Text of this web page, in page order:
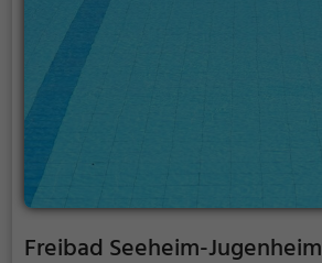
Freibad Seeheim-Jugenheim